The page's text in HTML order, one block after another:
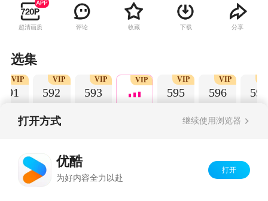
超清画质 评论 收藏 下载 分享
选集
591
VIP
592
VIP
593
VIP VIP
595
VIP
596
VIP
597
打开方式 继续使用浏览器
优酷
为好内容全力以赴
打开